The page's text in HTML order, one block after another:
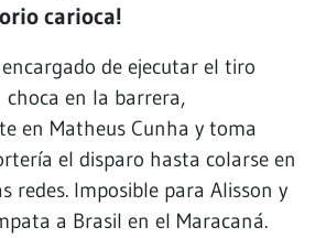
carioca!
de ejecutar el tiro
choca en la barrera,
en Matheus Cunha y toma
el disparo hasta colarse en
redes. Imposible para Alisson y
a Brasil en el Maracaná.